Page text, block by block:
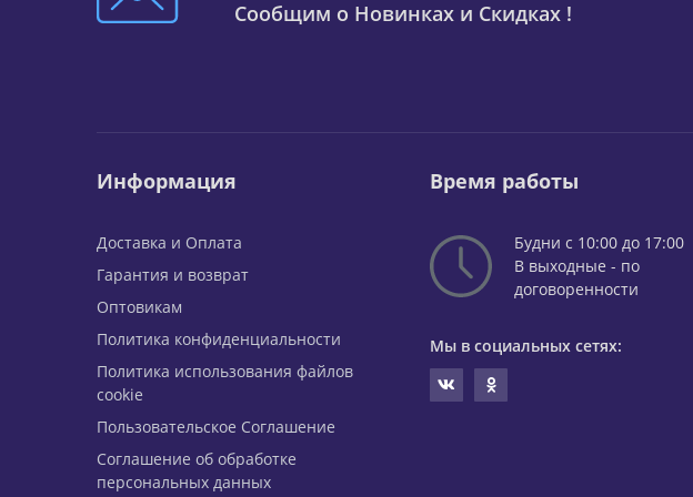
Сообщим о Новинках и Скидках !
Информация
Доставка и Оплата
Гарантия и возврат
Оптовикам
Политика конфиденциальности
Политика использования файлов
cookie
Пользовательское Соглашение
Соглашение об обработке
персональных данных
Время работы
Будни с 10:00 до 17:00
В выходные - по
договоренности
Мы в социальных сетях: